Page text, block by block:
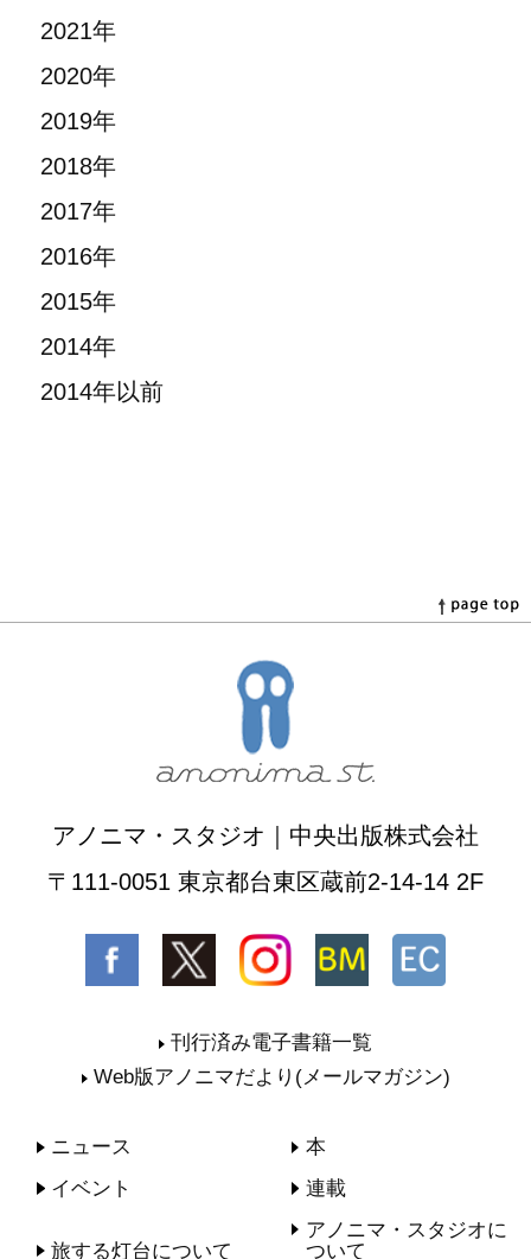
2021年
2020年
2019年
2018年
2017年
2016年
2015年
2014年
2014年以前
アノニマ・スタジオ｜中央出版株式会社
〒111-0051 東京都台東区蔵前2-14-14 2F
刊行済み電子書籍一覧
Web版アノニマだより(メールマガジン)
ニュース
本
イベント
連載
旅する灯台について
アノニマ・スタジオに
ついて